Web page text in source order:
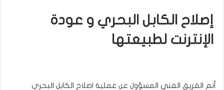
إصلاح الكابل البحري و عودة
الإنترنت لطبيعتها
أتم الفريق الفني المسؤول عن عملية اصلاح الكابل البحري